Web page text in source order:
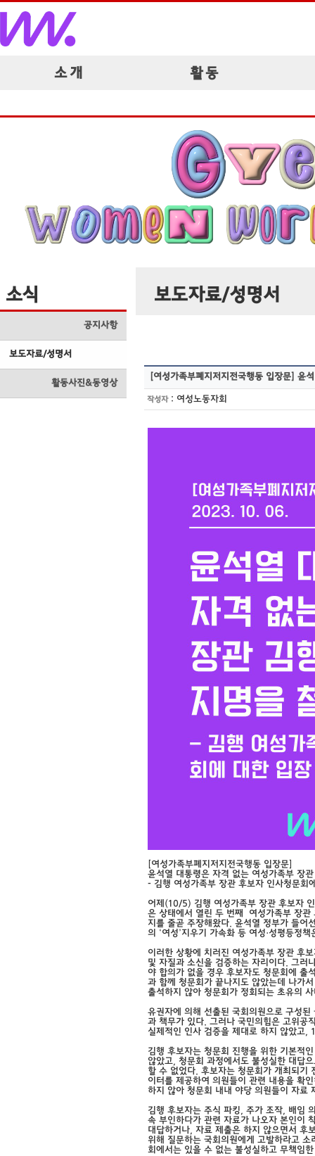
소 개 활 동
소식
공지사항
보도자료/성명서
활동사진&동영상
보도자료/성명서
[여성가족부폐지저지전국행동 입장문] 윤
작성자: 여성노동자회
[여성가족부폐지저지전국행동 입장문]
윤석열 대통령은 자격 없는 여성가족부 장
- 김행 여성가족부 장관 후보자 인사청문회
어제(10/5) 김행 여성가족부 장관 후보자
은 상태에서 열린 두 번째 여성가족부 장관
지를 줄곧 주장해왔다. 윤석열 정부가 들어
의 ‘여성’지우기 가속화 등 여성·성평등정
이러한 상황에 치러진 여성가족부 장관 후
및 자질과 소신을 검증하는 자리이다. 그러
야 합의가 없을 경우 후보자도 청문회에 출
과 함께 청문회가 끝나지도 않았는데 나가
출석하지 않아 청문회가 정회되는 초유의
유권자에 의해 선출된 국회의원으로 구성
과 책무가 있다. 그러나 국민의힘은 고위공
실제적인 인사 검증을 제대로 하지 않았고,
김행 후보자는 청문회 진행을 위한 기본적
않았고, 청문회 과정에서도 불성실한 대답
할 수 없었다. 후보자는 청문회가 개최되기
이터를 제공하여 의원들이 관련 내용을 확
하지 않아 청문회 내내 야당 의원들이 자료
김행 후보자는 주식 파킹, 주가 조작, 배임
속 부인하다가 관련 자료가 나오자 본인이
대답하거나, 자료 제출은 하지 않으면서 후
위해 질문하는 국회의원에게 고발하라고
회에서는 있을 수 없는 불성실하고 무책임